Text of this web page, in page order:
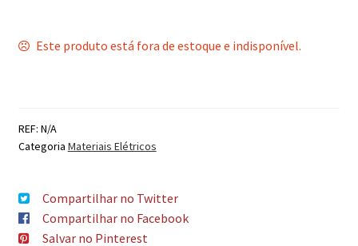
Este produto está fora de estoque e indisponível.
REF: N/A
Categoria Materiais Elétricos
Compartilhar no Twitter
Compartilhar no Facebook
Salvar no Pinterest